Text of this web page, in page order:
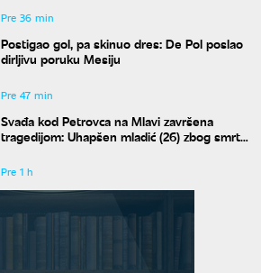
Pre 36 min
Postigao gol, pa skinuo dres: De Pol poslao
dirljivu poruku Mesiju
Pre 47 min
Svađa kod Petrovca na Mlavi završena
tragedijom: Uhapšen mladić (26) zbog smrti
Pre 1 h